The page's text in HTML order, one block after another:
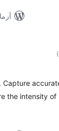
مجموع
امتیازها)
the intensity